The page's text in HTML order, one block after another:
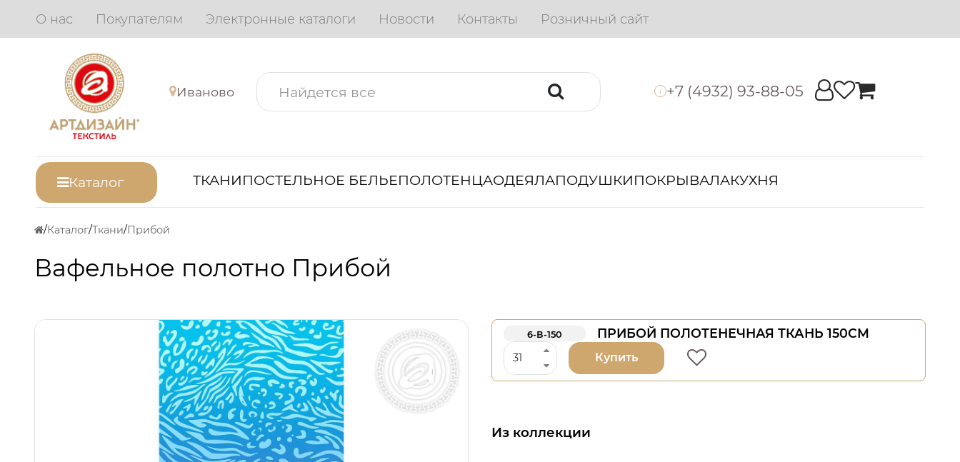
О нас Покупателям Электронные каталоги Новости Контакты Розничный сайт
Иваново i +7 (4932) 93-88-05
Каталог ТКАНИПОСТЕЛЬНОЕ БЕЛЬЕПОЛОТЕНЦАОДЕЯЛАПОДУШКИПОКРЫВАЛАКУХНЯ
Каталог Ткани Прибой
Вафельное полотно Прибой
6-В-150 ПРИБОЙ ПОЛОТЕНЕЧНАЯ ТКАНЬ 150СМ
Купить
Из коллекции